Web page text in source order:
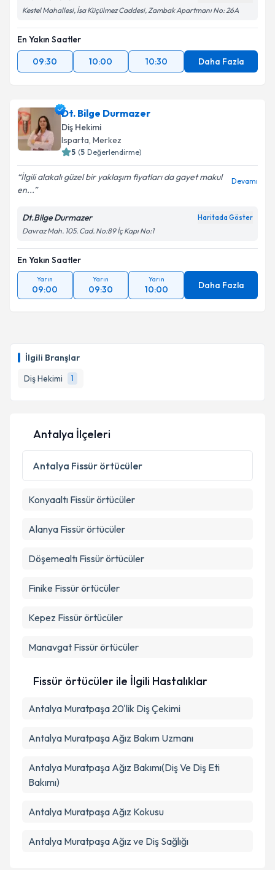
İlgili Branşlar
Diş Hekimi
1
Kestel Mahallesi, İsa Küçülmez Caddesi, Zambak Apartmanı No: 26A
En Yakın Saatler
09:30
10:00 10:30 Daha Fazla
Dt. Bilge Durmazer
Diş Hekimi
Isparta, Merkez
5 (5 Değerlendirme)
İlgili alakalı güzel bir yaklaşım fiyatları da gayet makul
en...
Devamı
Dt.Bilge Durmazer Haritada Göster
Davraz Mah. 105. Cad. No:89 İç Kapı No:1
En Yakın Saatler
Yarın
09:00
Yarın
09:30
Yarın
10:00 Daha Fazla
Antalya İlçeleri
Antalya Fissür örtücüler
Konyaaltı Fissür örtücüler
Alanya Fissür örtücüler
Döşemealtı Fissür örtücüler
Finike Fissür örtücüler
Kepez Fissür örtücüler
Manavgat Fissür örtücüler
Fissür örtücüler ile İlgili Hastalıklar
Antalya Muratpaşa 20'lik Diş Çekimi
Antalya Muratpaşa Ağız Bakım Uzmanı
Antalya Muratpaşa Ağız Bakımı(Diş Ve Diş Eti
Bakımı)
Antalya Muratpaşa Ağız Kokusu
Antalya Muratpaşa Ağız ve Diş Sağlığı